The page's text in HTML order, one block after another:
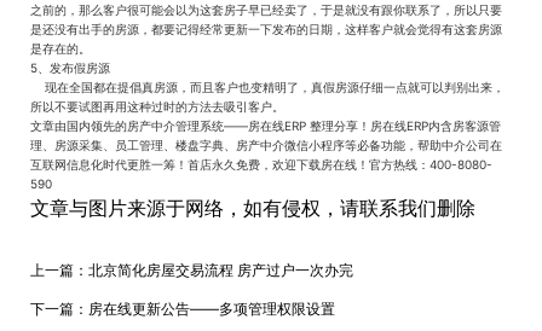
之前的，那么客户很可能会以为这套房子早已经卖了，于是就没有跟你联系了，所以只要
是还没有出手的房源，都要记得经常更新一下发布的日期，这样客户就会觉得有这套房源
是存在的。
5、发布假房源
现在全国都在提倡真房源，而且客户也变精明了，真假房源仔细一点就可以判别出来，
所以不要试图再用这种过时的方法去吸引客户。
文章由国内领先的房产中介管理系统——房在线ERP 整理分享！房在线ERP内含房客源管
理、房源采集、员工管理、楼盘字典、房产中介微信小程序等必备功能，帮助中介公司在
互联网信息化时代更胜一筹！首店永久免费，欢迎下载房在线！官方热线：400-8080-
590
文章与图片来源于网络，如有侵权，请联系我们删除
上一篇： 北京简化房屋交易流程 房产过户一次办完
下一篇： 房在线更新公告——多项管理权限设置